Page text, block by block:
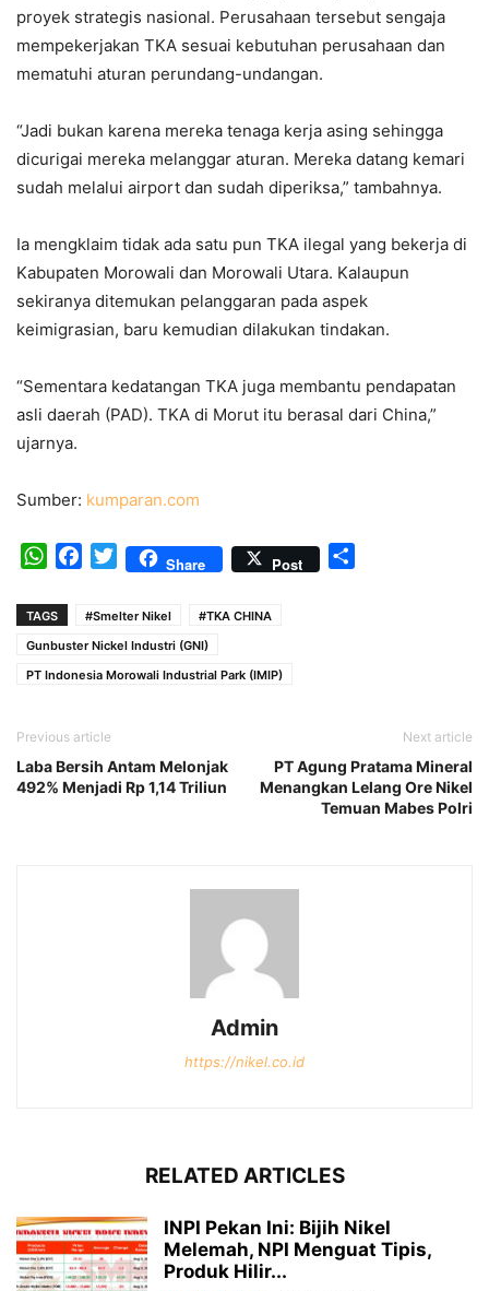
proyek strategis nasional. Perusahaan tersebut sengaja
mempekerjakan TKA sesuai kebutuhan perusahaan dan
mematuhi aturan perundang-undangan.
“Jadi bukan karena mereka tenaga kerja asing sehingga
dicurigai mereka melanggar aturan. Mereka datang kemari
sudah melalui airport dan sudah diperiksa,” tambahnya.
Ia mengklaim tidak ada satu pun TKA ilegal yang bekerja di
Kabupaten Morowali dan Morowali Utara. Kalaupun
sekiranya ditemukan pelanggaran pada aspek
keimigrasian, baru kemudian dilakukan tindakan.
“Sementara kedatangan TKA juga membantu pendapatan
asli daerah (PAD). TKA di Morut itu berasal dari China,”
ujarnya.
Sumber: kumparan.com
WhatsAppFacebook
TwitterShare Post
TAGS #Smelter Nikel
#TKA CHINA
Gunbuster Nickel Industri (GNI)
PT Indonesia Morowali Industrial Park (IMIP)
Previous article
Laba Bersih Antam Melonjak
492% Menjadi Rp 1,14 Triliun
Next article
PT Agung Pratama Mineral
Menangkan Lelang Ore Nikel
Temuan Mabes Polri
Admin
https://nikel.co.id
RELATED ARTICLES
INPI Pekan Ini: Bijih Nikel
Melemah, NPI Menguat Tipis,
Produk Hilir...